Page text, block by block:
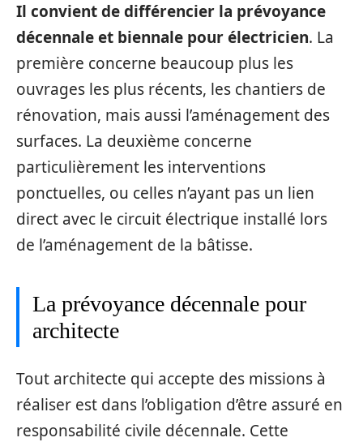
Il convient de différencier la prévoyance
décennale et biennale pour électricien. La
première concerne beaucoup plus les
ouvrages les plus récents, les chantiers de
rénovation, mais aussi l’aménagement des
surfaces. La deuxième concerne
particulièrement les interventions
ponctuelles, ou celles n’ayant pas un lien
direct avec le circuit électrique installé lors
de l’aménagement de la bâtisse.
La prévoyance décennale pour
architecte
Tout architecte qui accepte des missions à
réaliser est dans l’obligation d’être assuré en
responsabilité civile décennale. Cette